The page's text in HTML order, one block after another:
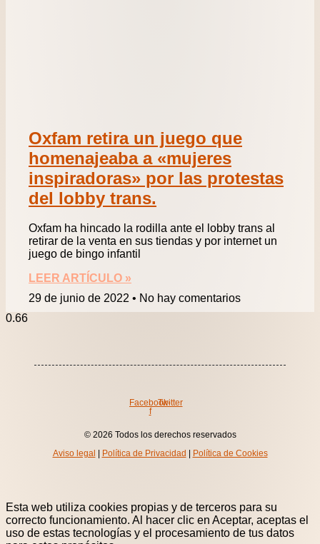
Oxfam retira un juego que
homenajeaba a «mujeres
inspiradoras» por las protestas
del lobby trans.
Oxfam ha hincado la rodilla ante el lobby trans al
retirar de la venta en sus tiendas y por internet un
juego de bingo infantil
LEER ARTÍCULO »
29 de junio de 2022
No hay comentarios
Facebook-
f
Twitter
© 2026 Todos los derechos reservados
Aviso legal
Política de Privacidad Política de Cookies
Esta web utiliza cookies propias y de terceros para su
correcto funcionamiento. Al hacer clic en Aceptar, aceptas el
uso de estas tecnologías y el procesamiento de tus datos